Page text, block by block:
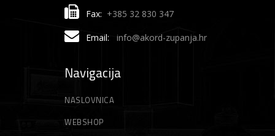
Fax: +385 32 830 347
Email: info@akord-zupanja.hr
Navigacija
NASLOVNICA
WEBSHOP